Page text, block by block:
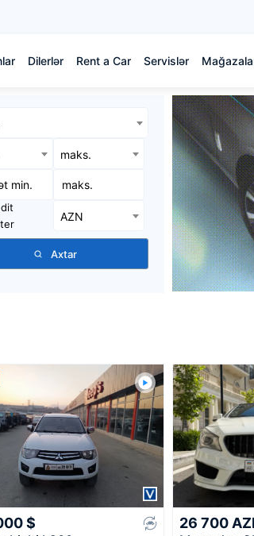
Dilerlər Rent a Car Servislər
maks.
AZN
Axtar
$ 26 700